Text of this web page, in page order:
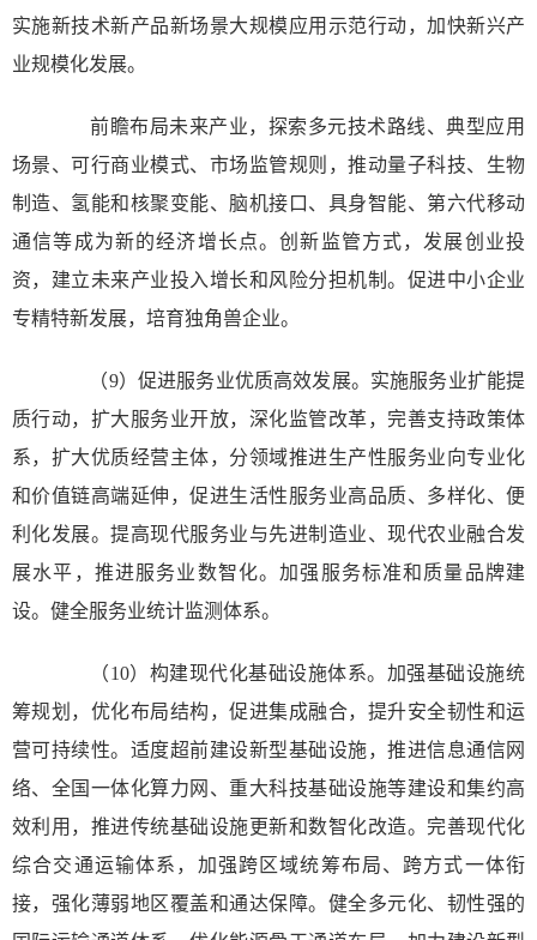
实施新技术新产品新场景大规模应用示范行动，加快新兴产
业规模化发展。
前瞻布局未来产业，探索多元技术路线、典型应用
场景、可行商业模式、市场监管规则，推动量子科技、生物
制造、氢能和核聚变能、脑机接口、具身智能、第六代移动
通信等成为新的经济增长点。创新监管方式，发展创业投
资，建立未来产业投入增长和风险分担机制。促进中小企业
专精特新发展，培育独角兽企业。
（9）促进服务业优质高效发展。实施服务业扩能提
质行动，扩大服务业开放，深化监管改革，完善支持政策体
系，扩大优质经营主体，分领域推进生产性服务业向专业化
和价值链高端延伸，促进生活性服务业高品质、多样化、便
利化发展。提高现代服务业与先进制造业、现代农业融合发
展水平，推进服务业数智化。加强服务标准和质量品牌建
设。健全服务业统计监测体系。
（10）构建现代化基础设施体系。加强基础设施统
筹规划，优化布局结构，促进集成融合，提升安全韧性和运
营可持续性。适度超前建设新型基础设施，推进信息通信网
络、全国一体化算力网、重大科技基础设施等建设和集约高
效利用，推进传统基础设施更新和数智化改造。完善现代化
综合交通运输体系，加强跨区域统筹布局、跨方式一体衔
接，强化薄弱地区覆盖和通达保障。健全多元化、韧性强的